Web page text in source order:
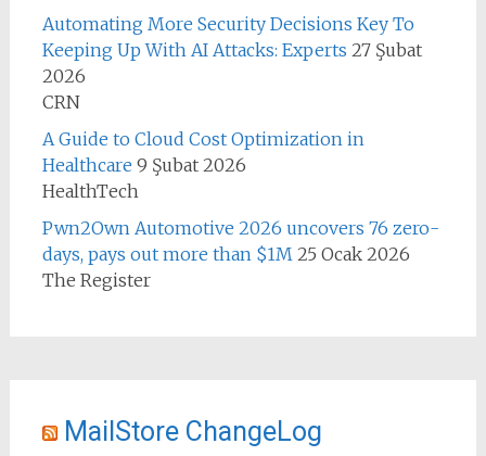
Automating More Security Decisions Key To
Keeping Up With AI Attacks: Experts 27 Şubat
2026
CRN
A Guide to Cloud Cost Optimization in
Healthcare 9 Şubat 2026
HealthTech
Pwn2Own Automotive 2026 uncovers 76 zero-
days, pays out more than $1M 25 Ocak 2026
The Register
MailStore ChangeLog